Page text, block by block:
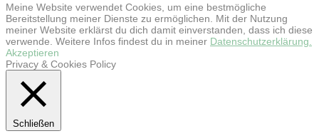
Meine Website verwendet Cookies, um eine bestmögliche
Bereitstellung meiner Dienste zu ermöglichen. Mit der Nutzung
meiner Website erklärst du dich damit einverstanden, dass ich diese
verwende. Weitere Infos findest du in meiner Datenschutzerklärung.
Akzeptieren
Privacy & Cookies Policy
Schließen